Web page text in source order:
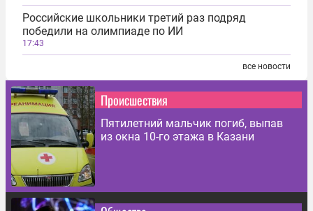
Российские школьники третий раз подряд
победили на олимпиаде по ИИ
17:43
все новости
Происшествия
Пятилетний мальчик погиб, выпав
из окна 10-го этажа в Казани